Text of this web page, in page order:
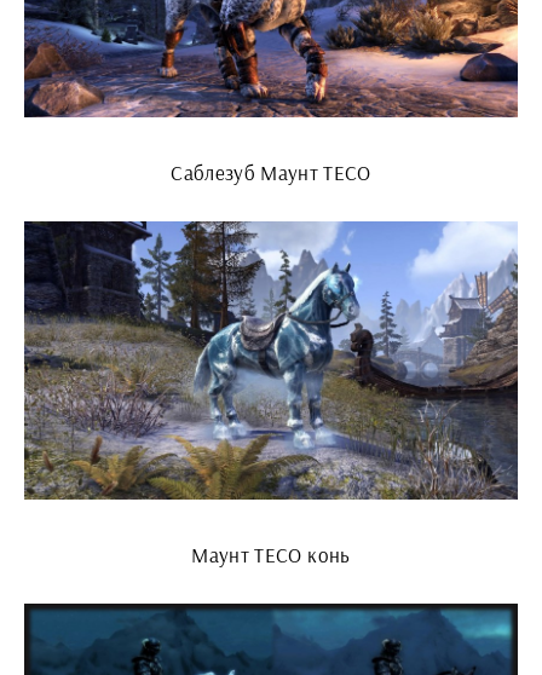
Саблезуб Маунт ТЕСО
Маунт ТЕСО конь